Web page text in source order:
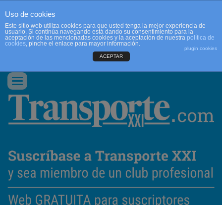
CONTACTO
Conmutar
navegación
Uso de cookies
Este sitio web utiliza cookies para que usted tenga la mejor experiencia de
usuario. Si continúa navegando está dando su consentimiento para la
aceptación de las mencionadas cookies y la aceptación de nuestra política de
cookies, pinche el enlace para mayor información.
plugin cookies
ACEPTAR